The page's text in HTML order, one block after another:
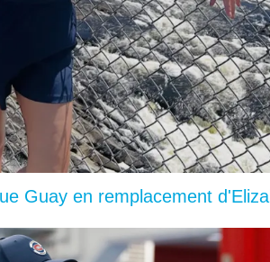
Guay en remplacement